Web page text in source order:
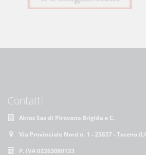
Contatti
Akros Sas di Pirovano Brigida e C.
Via Provinciale Nord n. 1 - 23837 - Taceno
P. IVA 02263080133